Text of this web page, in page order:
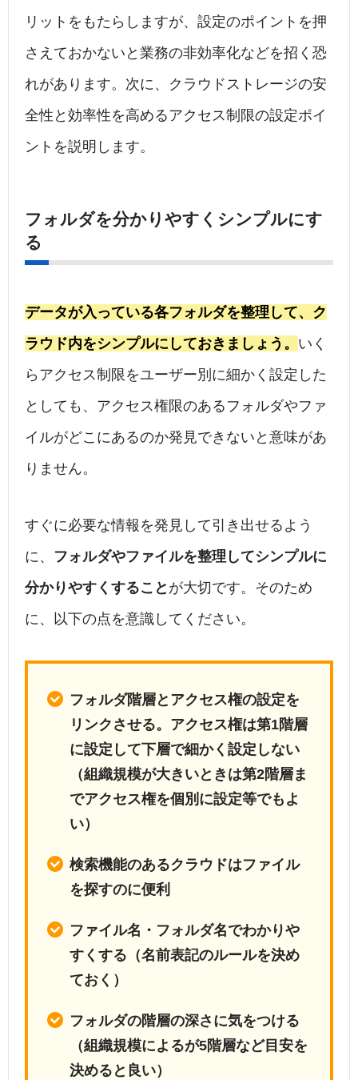
リットをもたらしますが、設定のポイントを押
さえておかないと業務の非効率化などを招く恐
れがあります。次に、クラウドストレージの安
全性と効率性を高めるアクセス制限の設定ポイ
ントを説明します。
フォルダを分かりやすくシンプルにす
る
データが入っている各フォルダを整理して、ク
ラウド内をシンプルにしておきましょう。 いく
らアクセス制限をユーザー別に細かく設定した
としても、アクセス権限のあるフォルダやファ
イルがどこにあるのか発見できないと意味があ
りません。
すぐに必要な情報を発見して引き出せるよう
に、 フォルダやファイルを整理してシンプルに
分かりやすくすること が大切です。そのため
に、以下の点を意識してください。
フォルダ階層とアクセス権の設定を
リンクさせる。アクセス権は第1階層
に設定して下層で細かく設定しない
（組織規模が大きいときは第2階層ま
でアクセス権を個別に設定等でもよ
い）
検索機能のあるクラウドはファイル
を探すのに便利
ファイル名・フォルダ名でわかりや
すくする（名前表記のルールを決め
ておく）
フォルダの階層の深さに気をつける
（組織規模によるが5階層など目安を
決めると良い）